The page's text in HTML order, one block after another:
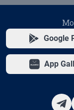
Google
App